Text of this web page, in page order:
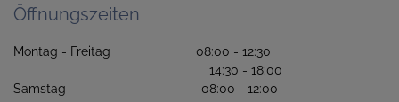
Öffnungszeiten
Montag - Freitag 08:00 - 12:30
14:30 - 18:00
Samstag 08:00 - 12:00